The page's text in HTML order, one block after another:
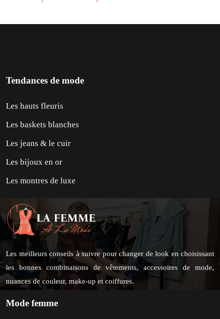
Tendances de mode
Les hauts fleuris
Les baskets blanches
Les jeans & le cuir
Les bijoux en or
Les montres de luxe
Les meilleurs conseils à suivre pour changer de look en choisissant
les bonnes combinaisons de vêtements, accessoires de mode,
nuances de couleur, make-up et coiffures.
Mode femme